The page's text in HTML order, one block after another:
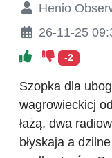
Henio
26-11-25
-2
Szopka dla
wagrowieckicj
łażą, dwa
błyskaja a